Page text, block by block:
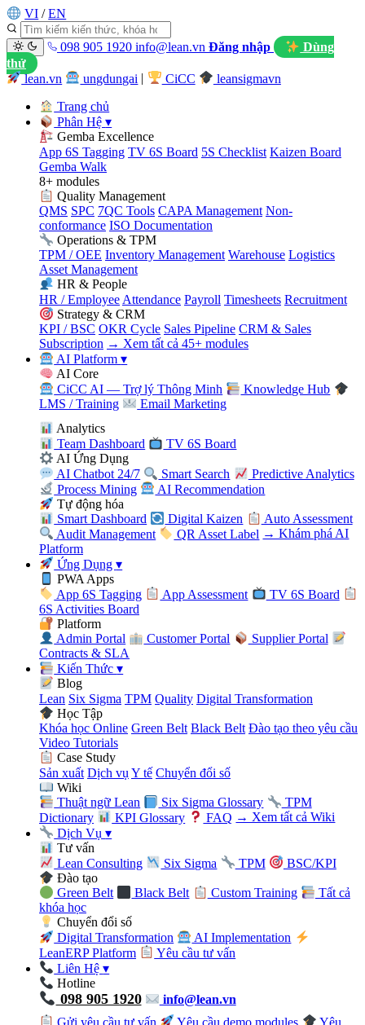
VI / EN
098 905 1920 info@lean.vn Đăng nhập
Dùng
thử
lean.vn
ungdungai CiCC leansigmavn
Trang chủ
Phân Hệ▾
Gemba Excellence
App 6S Tagging TV 6S Board 5S Checklist Kaizen Board
Gemba Walk
8+ modules
Quality Management
QMS SPC 7QC Tools CAPA Management Non-
conformance ISO Documentation
Operations & TPM
TPM / OEE Inventory Management Warehouse Logistics
Asset Management
HR & People
HR / Employee Attendance Payroll Timesheets Recruitment
Strategy & CRM
KPI / BSC OKR Cycle Sales Pipeline CRM & Sales
Subscription → Xem tất cả 45+ modules
AI Platform▾
AI Core
CiCC AI — Trợ lý Thông Minh
Knowledge Hub
LMS / Training
Email Marketing
Analytics
Team Dashboard
TV 6S Board
AI Ứng Dụng
AI Chatbot 24/7
Smart Search
Predictive Analytics
Process Mining
AI Recommendation
Tự động hóa
Smart Dashboard
Digital Kaizen
Auto Assessment
Audit Management
QR Asset Label → Khám phá AI
Platform
Ứng Dụng▾
PWA Apps
App 6S Tagging
App Assessment
TV 6S Board
6S Activities Board
Platform
Admin Portal
Customer Portal
Supplier Portal
Contracts & SLA
Kiến Thức▾
Blog
Lean Six Sigma TPM Quality Digital Transformation
Học Tập
Khóa học Online Green Belt Black Belt Đào tạo theo yêu cầu
Video Tutorials
Case Study
Sản xuất Dịch vụ Y tế Chuyển đổi số
Wiki
Thuật ngữ Lean
Six Sigma Glossary
TPM
Dictionary
KPI Glossary FAQ → Xem tất cả Wiki
Dịch Vụ▾
Tư vấn
Lean Consulting
Six Sigma TPM
BSC/KPI
Đào tạo
Green Belt
Black Belt Custom Training
Tất cả
khóa học
Chuyển đổi số
Digital Transformation
AI Implementation
LeanERP Platform
Yêu cầu tư vấn
Liên Hệ▾
Hotline
098 905 1920
info@lean.vn
Gửi yêu cầu tư vấn
Yêu cầu demo modules
Yêu